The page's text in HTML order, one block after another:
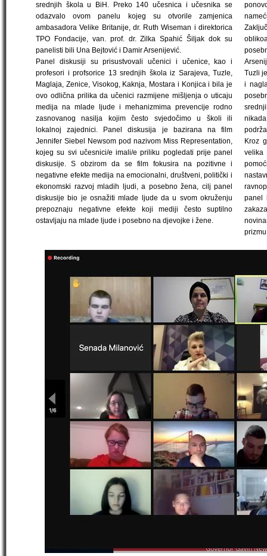
srednjih škola u BiH. Preko 140 učesnica i učesnika se
odazvalo ovom panelu kojeg su otvorile zamjenica
ambasadora Velike Britanije, dr. Ruth Wiseman i direktorica
TPO Fondacije, van. prof. dr. Zilka Spahić Šiljak dok su
panelisti bili Una Bejtović i Damir Arsenijević.
Panel diskusiji su prisustvovali učenici i učenice, kao i
profesori i profsorice 13 srednjih škola iz Sarajeva, Tuzle,
Maglaja, Zenice, Visokog, Kaknja, Mostara i Konjica i bila je
ovo odlična prilika da učenici razmijene mišljenja o uticaju
medija na mlade ljude i mehanizmima prevencije rodno
zasnovanog nasilja kojim često svjedočimo u školi ili
lokalnoj zajednici. Panel diskusija je bazirana na film
Jennifer Siebel Newsom pod nazivom Miss Representation,
kojeg su svi učesnici/e imali/e priliku pogledati prije panel
diskusije. S obzirom da se film fokusira na pozitivne i
negativne efekte medija na emocionalni, društveni, politički i
ekonomski razvoj mladih ljudi, a posebno žena, cilj panel
diskusije bio je osnažiti mlade ljude da u svom okruženju
prepoznaju negativne efekte koji mediji često suptilno
ostavljaju na mlade ljude i posebno na djevojke i žene.
Tuzli
i
Kroz
velika
panel